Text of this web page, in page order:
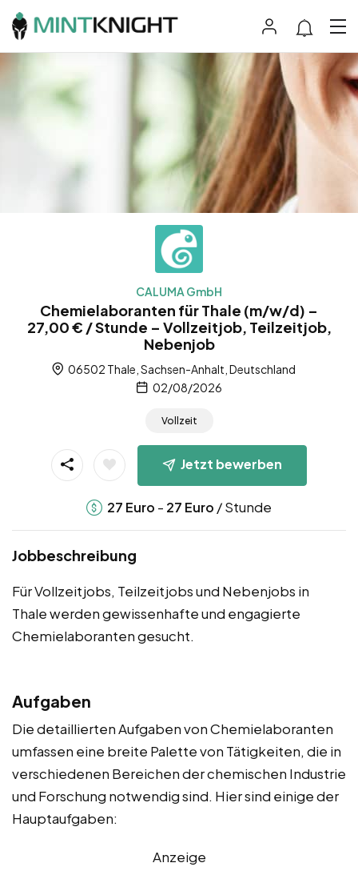
CALUMA GmbH
Chemielaboranten für Thale (m/w/d) –
27,00 € / Stunde – Vollzeitjob, Teilzeitjob,
Nebenjob
06502 Thale, Sachsen-Anhalt, Deutschland
02/08/2026
Vollzeit
Jetzt bewerben
27 Euro - 27 Euro / Stunde
Jobbeschreibung
Für Vollzeitjobs, Teilzeitjobs und Nebenjobs in
Thale werden gewissenhafte und engagierte
Chemielaboranten gesucht.
Aufgaben
Die detaillierten Aufgaben von Chemielaboranten
umfassen eine breite Palette von Tätigkeiten, die in
verschiedenen Bereichen der chemischen Industrie
und Forschung notwendig sind. Hier sind einige der
Hauptaufgaben:
Anzeige